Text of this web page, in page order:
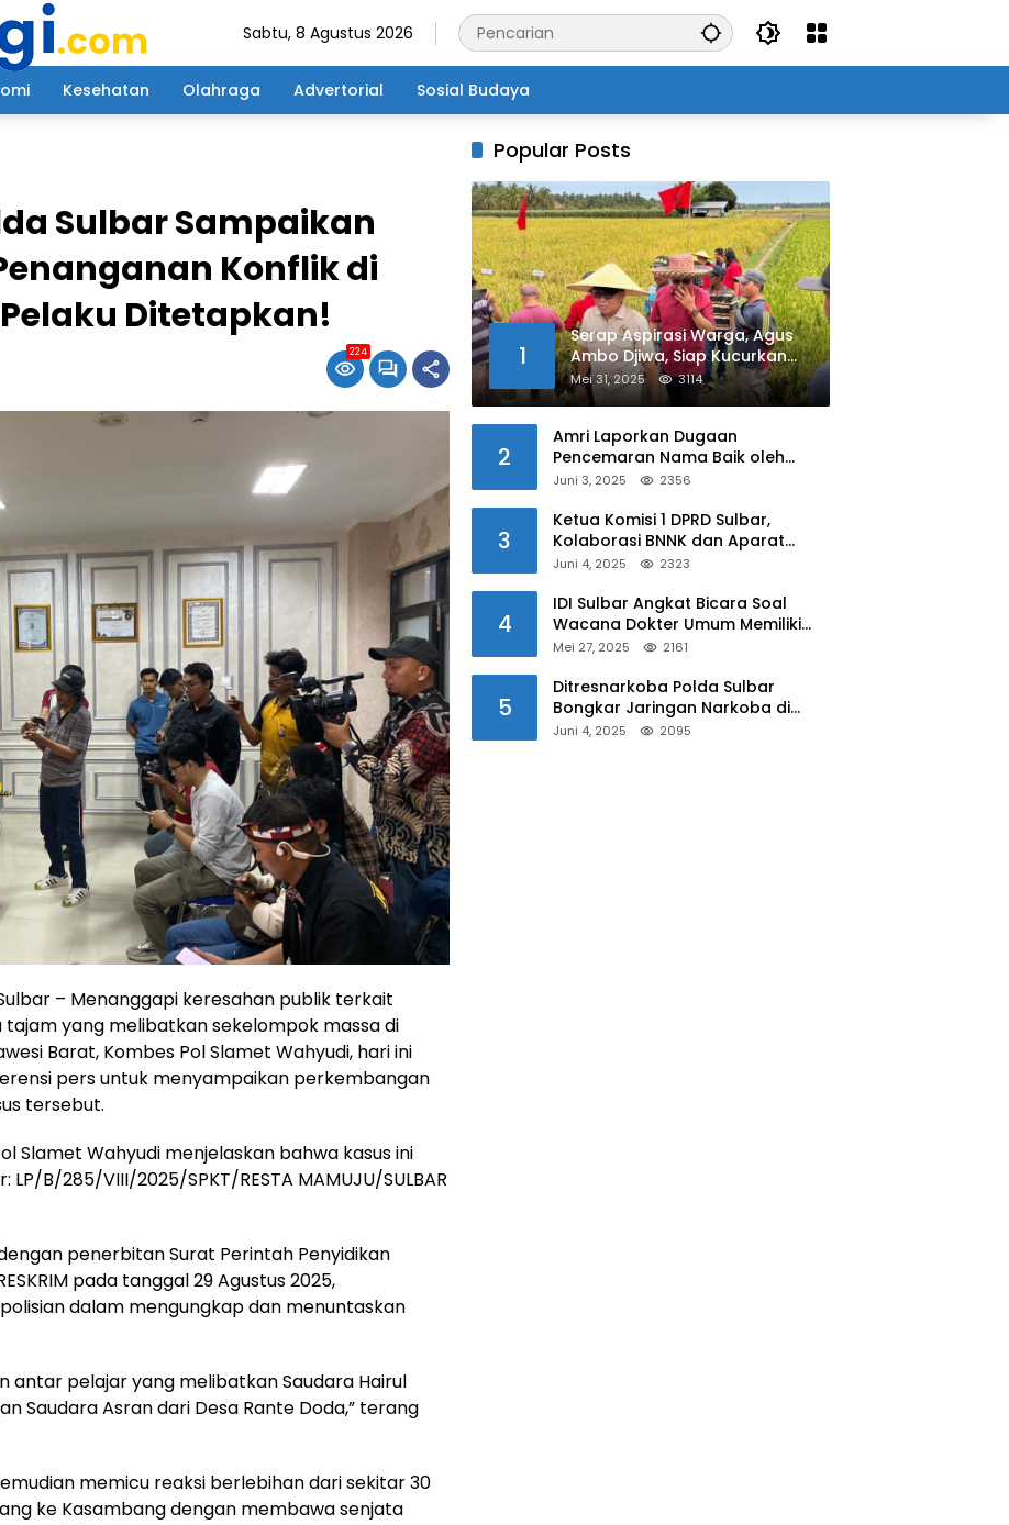
Sabtu, 8 Agustus 2026
Kesehatan Olahraga Advertorial Sosial Budaya
Sulbar Sampaikan
Konflik di
Ditetapkan!
224
– Menanggapi keresahan publik terkait
yang melibatkan sekelompok massa di
Barat, Kombes Pol Slamet Wahyudi, hari ini
pers untuk menyampaikan perkembangan
tersebut.
Slamet Wahyudi menjelaskan bahwa kasus ini
B/285/VIII/2025/SPKT/RESTA MAMUJU/SULBAR
penerbitan Surat Perintah Penyidikan
pada tanggal 29 Agustus 2025,
dalam mengungkap dan menuntaskan
antar pelajar yang melibatkan Saudara Hairul
Saudara Asran dari Desa Rante Doda,” terang
memicu reaksi berlebihan dari sekitar 30
ke Kasambang dengan membawa senjata
Popular Posts
1
Serap Aspirasi Warga, Agus
Ambo Djiwa, Siap Kucurkan
Bantuan Pertanian di Kalukku
Mei 31, 2025 3114
2
Amri Laporkan Dugaan
Pencemaran Nama Baik oleh
Oknum Polisi ke Propam Polda
Juni 3, 2025 2356
3
Ketua Komisi 1 DPRD Sulbar,
Kolaborasi BNNK dan Aparat
Kepolisian Tekan Penyalahgunaan
Juni 4, 2025 2323
4
IDI Sulbar Angkat Bicara Soal
Wacana Dokter Umum Memiliki
Kewenangan Operasi Caesar
Mei 27, 2025 2161
5
Ditresnarkoba Polda Sulbar
Bongkar Jaringan Narkoba di
Mamuju, Dua Pria Ditangkap! Jejak
Juni 4, 2025 2095